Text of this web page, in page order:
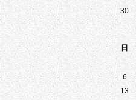
30
日
6
13